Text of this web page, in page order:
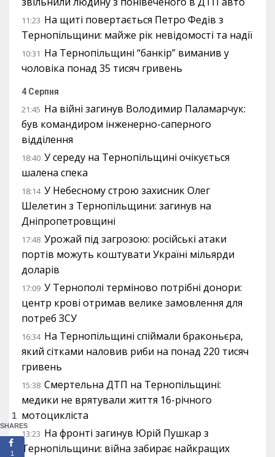
11:23 На щиті повертається Петро Федів з
Тернопільщини: майже рік невідомості та надії
10:31 На Тернопільщині “банкір” виманив у
чоловіка понад 35 тисяч гривень
4 Серпня
21:45 На війні загинув Володимир Паламарчук:
був командиром інженерно-саперного
відділення
18:40 У середу на Тернопільщині очікується
шалена спека
18:14 У Небесному строю захисник Олег
Шелетин з Тернопільщини: загинув на
Дніпропетровщині
17:48 Урожай під загрозою: російські атаки
портів можуть коштувати Україні мільярди
доларів
17:09 У Тернополі терміново потрібні донори:
центр крові отримав велике замовлення для
потреб ЗСУ
16:34 На Тернопільщині спіймали браконьєра,
який сітками наловив риби на понад 220 тисяч
гривень
15:38 Смертельна ДТП на Тернопільщині:
медики не врятували життя 16-річного
мотоцикліста
13:23 На фронті загинув Юрій Пушкар з
Тернопільщини: війна забирає найкращих
1
SHARES
1